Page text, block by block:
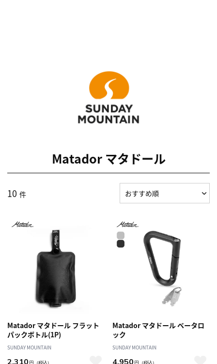
Matador マタドール
10 件
Matador マタドール フラット
パックボトル(1P)
SUNDAY MOUNTAIN
2,310 円 （税込）
Matador マタドール ベータロ
ック
SUNDAY MOUNTAIN
4,950 円 （税込）